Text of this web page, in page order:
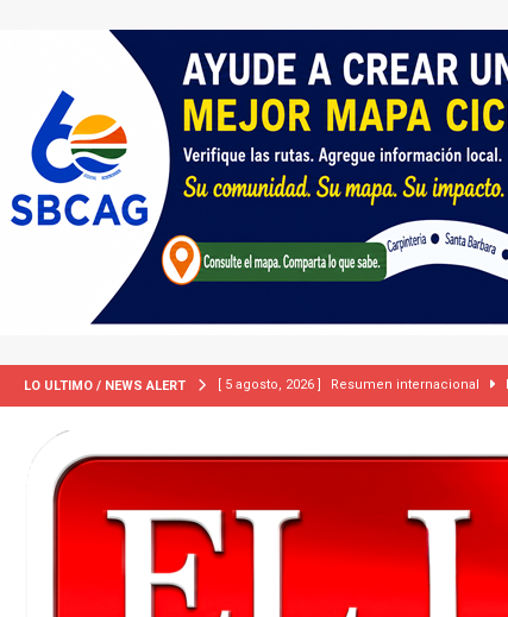
LO ULTIMO / NEWS ALERT [ 5 agosto, 2026 ] Resumen internacional
[ 2 julio, 2024 ] Colombia apaga el ‘efecto
Corte Suprema levanta
INMIGRACIÓN
Potente tormenta invernal